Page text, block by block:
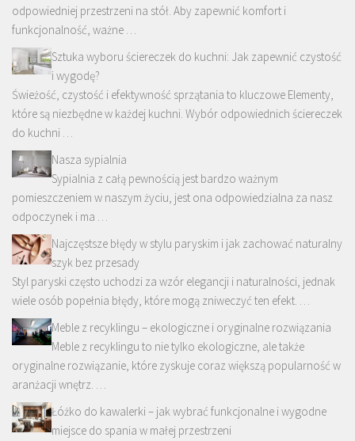
odpowiedniej przestrzeni na stół. Aby zapewnić komfort i
funkcjonalność, ważne …
Sztuka wyboru ściereczek do kuchni: Jak zapewnić czystość
i wygodę?
Świeżość, czystość i efektywność sprzątania to kluczowe Elementy,
które są niezbędne w każdej kuchni. Wybór odpowiednich ściereczek
do kuchni …
Nasza sypialnia
Sypialnia z całą pewnością jest bardzo ważnym
pomieszczeniem w naszym życiu, jest ona odpowiedzialna za nasz
odpoczynek i ma …
Najczęstsze błędy w stylu paryskim i jak zachować naturalny
szyk bez przesady
Styl paryski często uchodzi za wzór elegancji i naturalności, jednak
wiele osób popełnia błędy, które mogą zniweczyć ten efekt. …
Meble z recyklingu – ekologiczne i oryginalne rozwiązania
Meble z recyklingu to nie tylko ekologiczne, ale także
oryginalne rozwiązanie, które zyskuje coraz większą popularność w
aranżacji wnętrz. …
Łóżko do kawalerki – jak wybrać funkcjonalne i wygodne
miejsce do spania w małej przestrzeni